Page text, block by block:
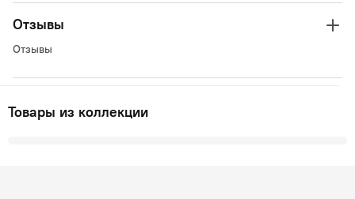
Отзывы
Отзывы
Товары из коллекции